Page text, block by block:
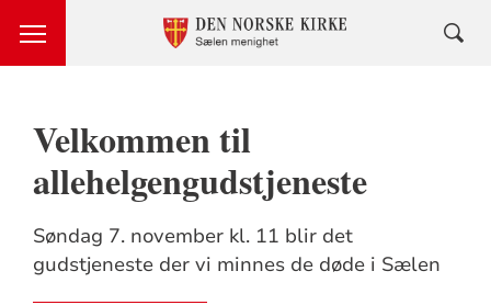
Velkommen til
allehelgengudstjeneste
Søndag 7. november kl. 11 blir det
gudstjeneste der vi minnes de døde i Sælen